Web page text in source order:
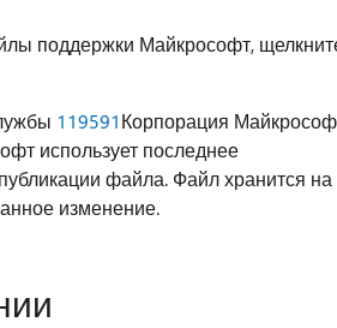
поддержки Майкрософт,
119591Корпорация
использует последнее
файла. Файл хранится на
изменение.